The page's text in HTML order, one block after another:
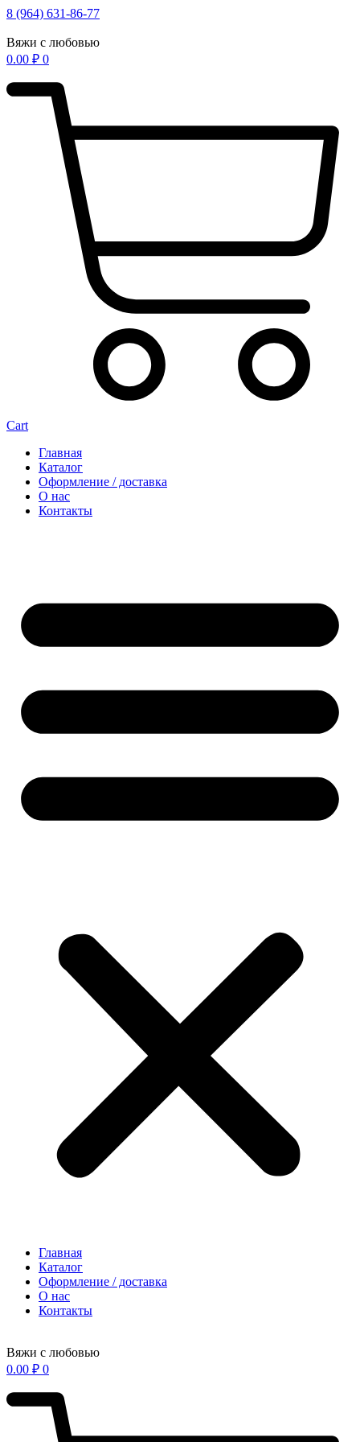
Перейти
содержимому
8 (964) 631-86-77
Вяжи с любовью
0.00 ₽ 0
Cart
Главная
Каталог
Оформление / доставка
О нас
Контакты
Главная
Каталог
Оформление / доставка
О нас
Контакты
Вяжи с любовью
0.00 ₽ 0